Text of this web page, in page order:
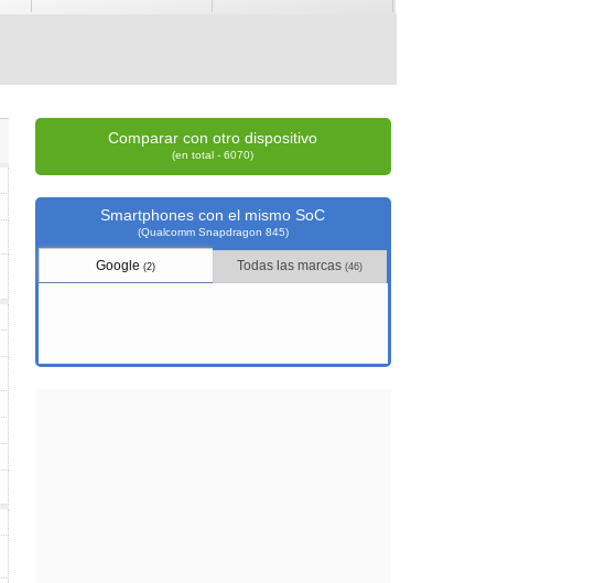
Comparar con otro dispositivo
(en total - 6070)
Smartphones con el mismo SoC
(Qualcomm Snapdragon 845)
Google(2) Todas las marcas(46)